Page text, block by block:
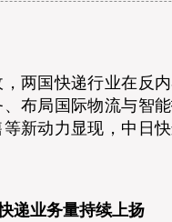
两国快递行业在反
布局国际物流与智
新动力显现，中日
递业务量持续上扬